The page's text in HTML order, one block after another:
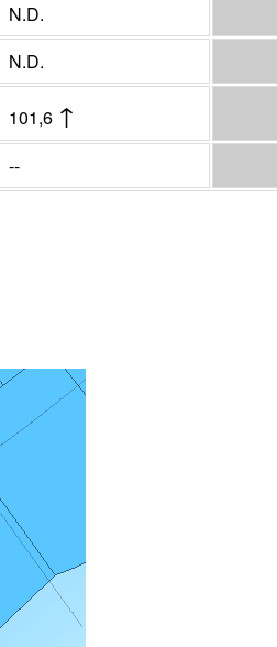
N.D.
N.D.
101,6 ↑
--